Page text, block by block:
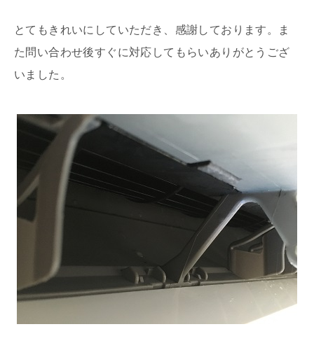
とてもきれいにしていただき、感謝しております。ま
た問い合わせ後すぐに対応してもらいありがとうござ
いました。